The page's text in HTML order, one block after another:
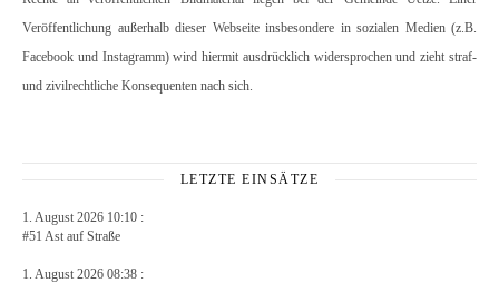
Veröffentlichung außerhalb dieser Webseite insbesondere in sozialen Medien (z.B.
Facebook und Instagramm) wird hiermit ausdrücklich widersprochen und zieht straf-
und zivilrechtliche Konsequenten nach sich.
LETZTE EINSÄTZE
1. August 2026 10:10 :
#51 Ast auf Straße
1. August 2026 08:38 :